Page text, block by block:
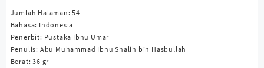
Jumlah Halaman: 54
Bahasa: Indonesia
Penerbit: Pustaka Ibnu Umar
Penulis: Abu Muhammad Ibnu Shalih bin Hasbullah
Berat: 36 gr